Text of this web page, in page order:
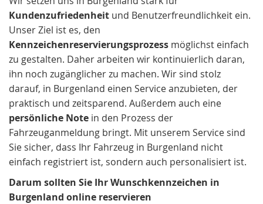
Kundenzufriedenheit und Benutzerfreundlichkeit ein.
Unser Ziel ist es, den
Kennzeichenreservierungsprozess möglichst einfach
zu gestalten. Daher arbeiten wir kontinuierlich daran,
ihn noch zugänglicher zu machen. Wir sind stolz
darauf, in Burgenland einen Service anzubieten, der
praktisch und zeitsparend. Außerdem auch eine
persönliche Note in den Prozess der
Fahrzeuganmeldung bringt. Mit unserem Service sind
Sie sicher, dass Ihr Fahrzeug in Burgenland nicht
einfach registriert ist, sondern auch personalisiert ist.
Darum sollten Sie Ihr Wunschkennzeichen in
Burgenland online reservieren